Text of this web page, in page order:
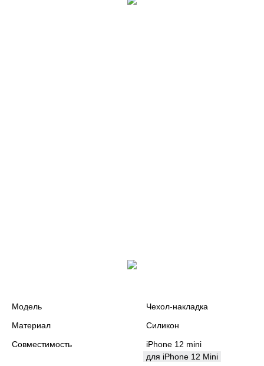
Модель
Чехол-накладка
Материал
Силикон
Совместимость
iPhone 12 mini
для iPhone 12 Mini